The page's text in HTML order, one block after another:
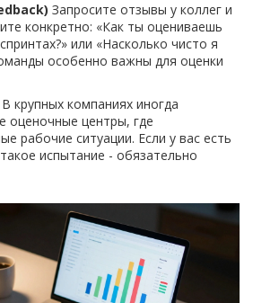
Запросите отзывы у коллег и
конкретно: «Как ты оцениваешь
или «Насколько чисто я
особенно важны для оценки
В крупных компаниях иногда
оценочные центры, где
рабочие ситуации. Если у вас есть
испытание - обязательно